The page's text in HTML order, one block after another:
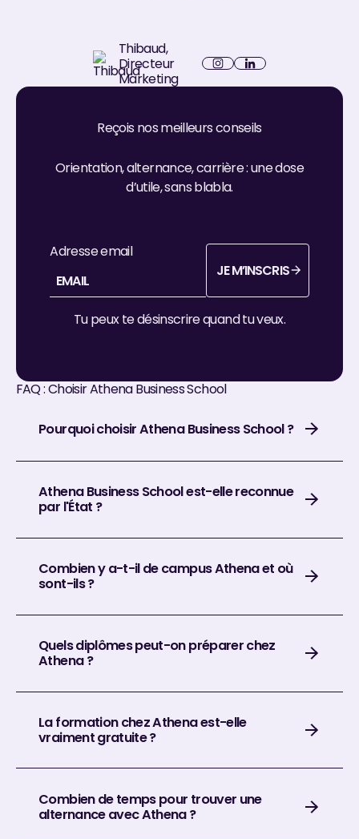
Thibaud,
Directeur
Marketing
Instagram
Reçois nos meilleurs conseils
Orientation, alternance, carrière : une dose
d’utile, sans blabla.
Adresse email
je m’inscris
JE M’INSCRIS
Tu peux te désinscrire quand tu veux.
FAQ : Choisir Athena Business School
Pourquoi choisir Athena Business School ?
Athena Business School est-elle reconnue
par l'État ?
Combien y a-t-il de campus Athena et où
sont-ils ?
Quels diplômes peut-on préparer chez
Athena ?
La formation chez Athena est-elle
vraiment gratuite ?
Combien de temps pour trouver une
alternance avec Athena ?